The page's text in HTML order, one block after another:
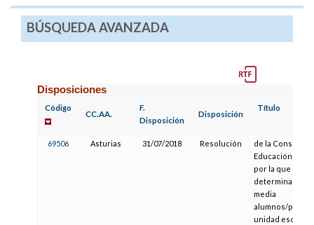
BÚSQUEDA AVANZADA
Disposiciones
Código
CC.AA.
F.
Disposición
Disposición
Título
69506 Asturias 31/07/2018 Resolución
de la
Educación y
por la que se
determina la
media
alumnos/
unidad escolar